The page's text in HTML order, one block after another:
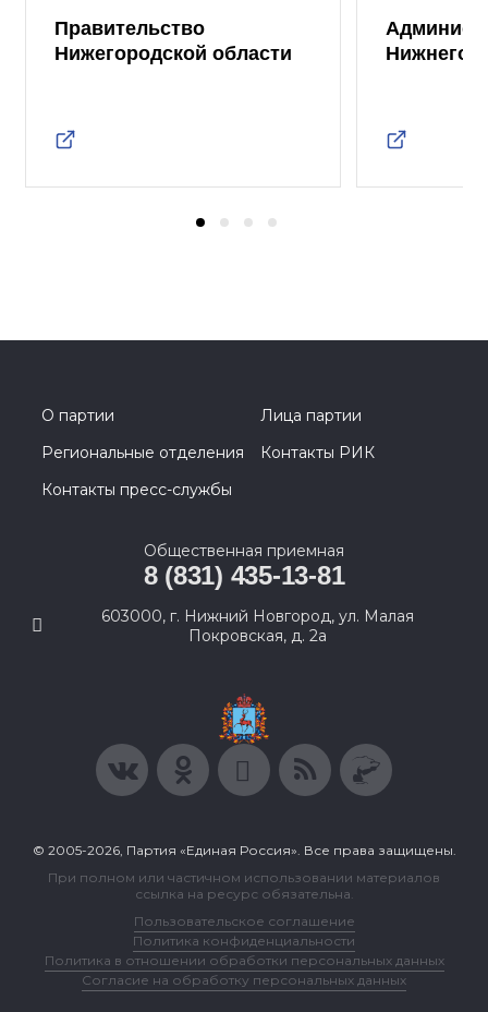
Правительство
Нижегородской области
Нижнего
О партии
Лица партии
Региональные отделения
Контакты РИК
Контакты пресс-службы
Общественная приемная
8 (831) 435-13-81
603000, г. Нижний Новгород, ул. Малая
Покровская, д. 2а
© 2005-2026, Партия «Единая Россия». Все права защищены.
При полном или частичном использовании материалов
ссылка на ресурс обязательна.
Пользовательское соглашение
Политика конфиденциальности
Политика в отношении обработки персональных данных
Согласие на обработку персональных данных